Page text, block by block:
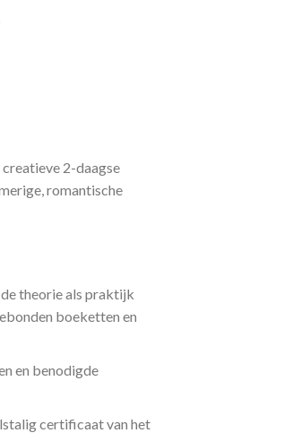
2-daagse
romantische
theorie als praktijk
boeketten en
en benodigde
certificaat van het